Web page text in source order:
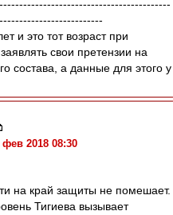
и это тот возраст при
свои претензии на
состава, а данные для этого у
2018 08:30
на край защиты не помешает.
Тигиева вызывает